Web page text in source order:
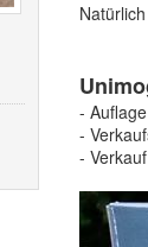
-
-
-